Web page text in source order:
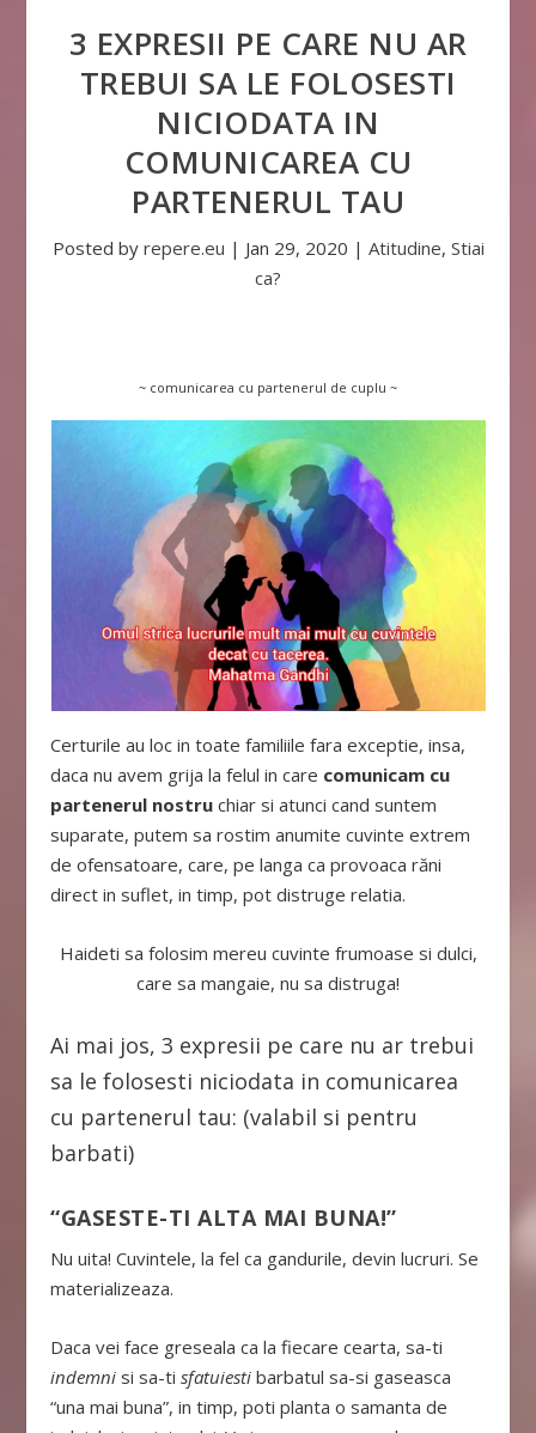
3 EXPRESII PE CARE NU AR
TREBUI SA LE FOLOSESTI
NICIODATA IN
COMUNICAREA CU
PARTENERUL TAU
Posted by repere.eu | Jan 29, 2020 | Atitudine, Stiai
ca?
~ comunicarea cu partenerul de cuplu ~
Certurile au loc in toate familiile fara exceptie, insa,
daca nu avem grija la felul in care comunicam cu
partenerul nostru chiar si atunci cand suntem
suparate, putem sa rostim anumite cuvinte extrem
de ofensatoare, care, pe langa ca provoaca răni
direct in suflet, in timp, pot distruge relatia.
Haideti sa folosim mereu cuvinte frumoase si dulci,
care sa mangaie, nu sa distruga!
Ai mai jos, 3 expresii pe care nu ar trebui
sa le folosesti niciodata in comunicarea
cu partenerul tau: (valabil si pentru
barbati)
“GASESTE-TI ALTA MAI BUNA!”
Nu uita! Cuvintele, la fel ca gandurile, devin lucruri. Se
materializeaza.
Daca vei face greseala ca la fiecare cearta, sa-ti
indemni si sa-tisfatuiesti barbatul sa-si gaseasca
“una mai buna”, in timp, poti planta o samanta de